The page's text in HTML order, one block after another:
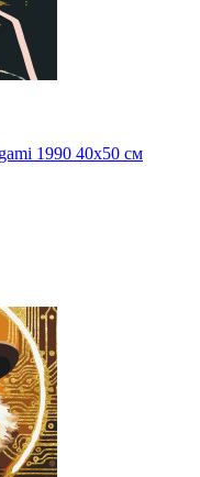
1990 40x50 см